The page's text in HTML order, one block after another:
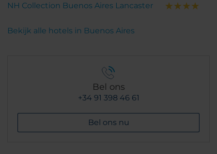
NH Collection Buenos Aires Lancaster
Bekijk alle hotels in Buenos Aires
Bel ons
+34 91 398 46 61
Bel ons nu